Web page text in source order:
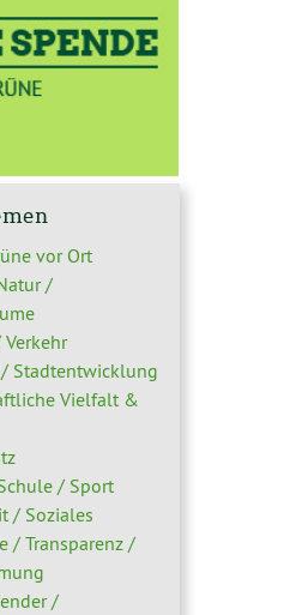
vor Ort
/
Stadtentwicklung
Vielfalt &
/ Sport
/ Soziales
/ Transparenz /
/